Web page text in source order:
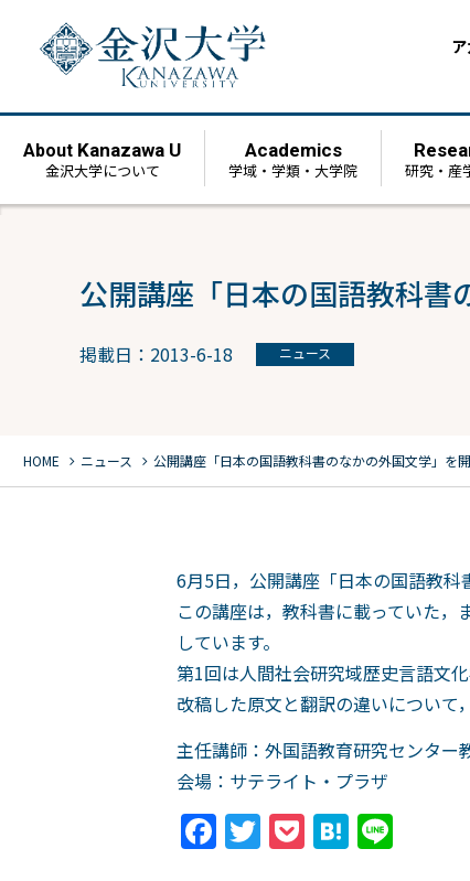
About Kanazawa U
金沢大学について
Academics
学域・学類・大学院 研究・産
公開講座「日本の国語教科書
掲載日：2013-6-18 ニュース
HOME chevron_right ニュース chevron_right 公開講座「日本の国語教科書のなかの外国文学」を
6月5日，公開講座「日本の国語教科
この講座は，教科書に載っていた
しています。
第1回は人間社会研究域歴史言語文
改稿した原文と翻訳の違いについて
主任講師：外国語教育研究センタ
会場：サテライト・プラザ
Facebook
Twitter
PocketHatena